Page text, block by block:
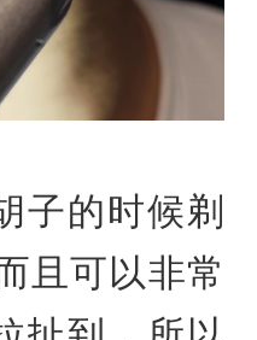
子的时候剃
且可以非常